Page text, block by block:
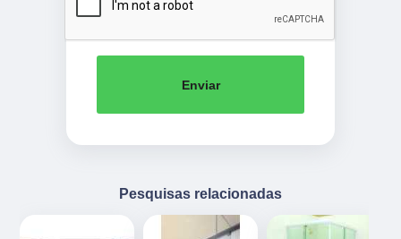
Enviar
Pesquisas relacionadas